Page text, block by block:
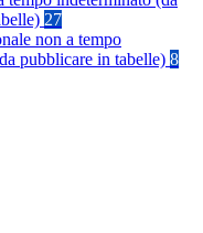
27
non a tempo
pubblicare in tabelle) 8